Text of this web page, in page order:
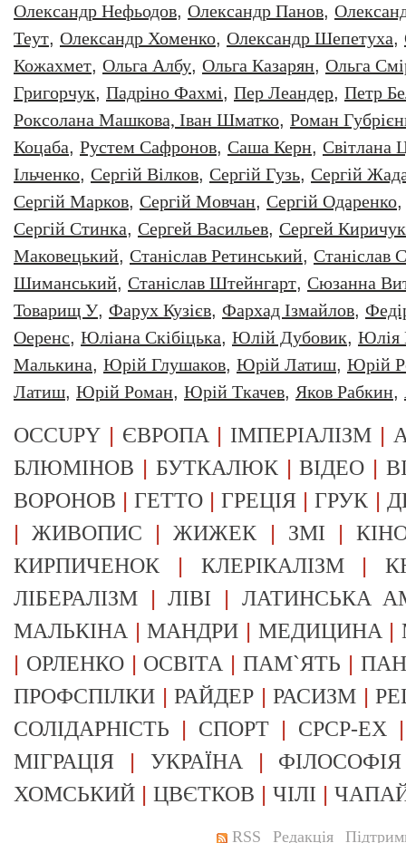
Олександр Нефьодов, Олександр Панов,
Теут, Олександр Хоменко, Олександр Шепетуха,
Кожахмет, Ольга Албу, Ольга Казарян, Ольга
Григорчук, Падріно Фахмі, Пер Леандер, Петр
Роксолана Машкова, Іван Шматко, Роман
Коцаба, Рустем Сафронов, Саша Керн, Світлана
Ільченко, Сергій Вілков, Сергій Гузь, Сергій
Сергій Марков, Сергій Мовчан, Сергій Одаренко
Сергій Стинка, Сергей Васильев, Сергей Киричук
Маковецький, Станіслав Ретинський, Станіслав
Шиманський, Станіслав Штейнгарт, Сюзанна
Товарищ У, Фарух Кузієв, Фархад Ізмайлов,
Оеренс, Юліана Скібіцька, Юлій Дубовик, Юлія
Малькина, Юрiй Глушаков, Юрiй Латиш, Юрiй
Латиш, Юрій Роман, Юрій Ткачев, Яков Рабкин,
OCCUPY | ЄВРОПА | ІМПЕРІАЛІЗМ |
БЛЮМІНОВ | БУТКАЛЮК|ВІДЕО |
ВОРОНОВ |ГЕТТО |ГРЕЦІЯ |ГРУК |
|ЖИВОПИС |ЖИЖЕК | ЗМІ |
КИРПИЧЕНОК | КЛЕРІКАЛІЗМ|
ЛІБЕРАЛІЗМ |ЛІВІ | ЛАТИНСЬКА
МАЛЬКІНА |МАНДРИ | МЕДИЦИНА |
| ОРЛЕНКО| ОСВІТА |ПАМ`ЯТЬ |
ПРОФСПІЛКИ |РАЙДЕР |РАСИЗМ |
СОЛІДАРНІСТЬ | СПОРТ | СРСР-EX
МІГРАЦІЯ | УКРАЇНА | ФІЛОСОФІЯ
ХОМСЬКИЙ | ЦВЄТКОВ | ЧІЛІ |
RSS Редакція